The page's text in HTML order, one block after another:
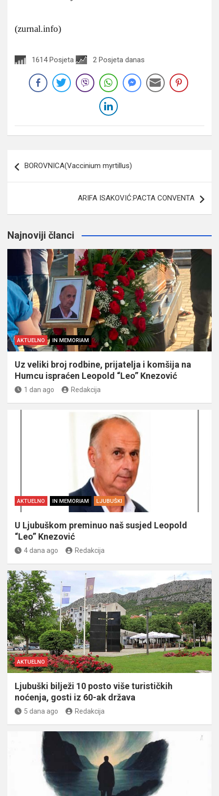
(zurnal.info)
1614 Posjeta 2 Posjeta danas
članaka
BOROVNICA(Vaccinium myrtillus)
ARIFA ISAKOVIĆ:PACTA CONVENTA
Najnoviji članci
AKTUELNO IN MEMORIAM
Uz veliki broj rodbine, prijatelja i komšija na
Humcu ispraćen Leopold “Leo” Knezović
1 dan ago Redakcija
AKTUELNO IN MEMORIAM LJUBUŠKI
U Ljubuškom preminuo naš susjed Leopold
“Leo” Knezović
4 dana ago Redakcija
AKTUELNO
Ljubuški bilježi 10 posto više turističkih
noćenja, gosti iz 60-ak država
5 dana ago Redakcija